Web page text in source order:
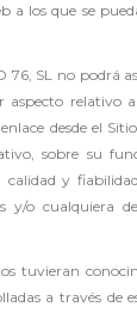
a los que se
76, SL no podrá
aspecto relativo
desde el
sobre su
calidad y
y/o cualquiera
tuvieran
a través de